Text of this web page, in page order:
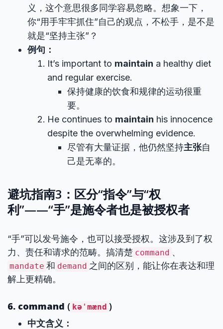
义，这个意思很多同学容易忽略。想象一下，
你“用手牢牢抓住”自己的观点，不松手，是不是
就是“坚持主张”？
例句：
It’s important to maintain a healthy diet
and regular exercise.
保持健康的饮食和规律的运动很重
要。
He continues to maintain his innocence
despite the overwhelming evidence.
尽管有大量证据，他仍然坚持主张自
己是无辜的。
避坑指南3：区分“指令”与“权
利”——“手”是施令者也是被授权者
“手”可以发号施令，也可以接受授权。这涉及到了权
力、责任和请求的范畴。搞清楚 command 、
mandate 和 demand 之间的区别，能让你在表达和理
解上更精确。
6. command ( kəˈmænd )
中文含义：